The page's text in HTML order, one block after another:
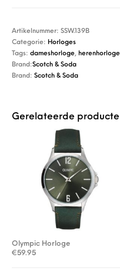
Artikelnummer:SSW.139B
Categorie: Horloges
Tags:dameshorloge, herenhorloge
Brand:Scotch & Soda
Brand:Scotch & Soda
Gerelateerde
Olympic Horloge
€59.95